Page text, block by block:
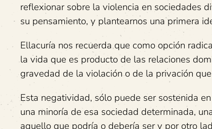
reflexionar sobre la violencia en sociedades
su pensamiento, y plantearnos una primera
Ellacuría nos recuerda que como opción
la vida que es producto de las relaciones
gravedad de la violación o de la privación
Esta negatividad, sólo puede ser sostenida
una minoría de esa sociedad determinada,
aquello que podría o debería ser y por otro